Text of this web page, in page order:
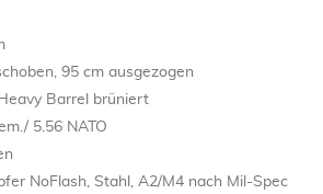
95 cm ausgezogen
Barrel brüniert
5.56 NATO
NoFlash, Stahl, A2/M4 nach Mil-Spec